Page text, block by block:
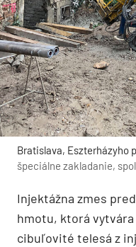
Bratislava, Eszterházyho
špeciálne zakladanie,
Injektážna zmes
hmotu, ktorá
cibuľovité telesá z